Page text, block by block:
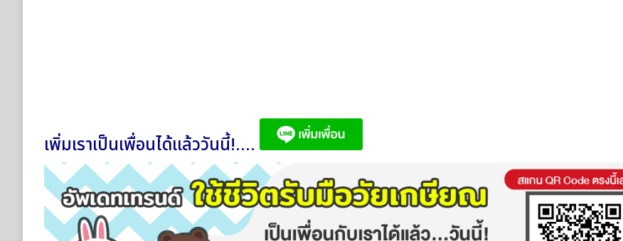
เพิ่มเราเป็นเพื่อนได้แล้ววันนี้!....